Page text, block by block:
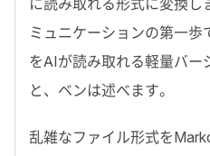
に読み取れる形式に変換し
ミュニケーションの第一
をAIが読み取れる軽量バー
と、ベンは述べます。
乱雑なファイル形式を